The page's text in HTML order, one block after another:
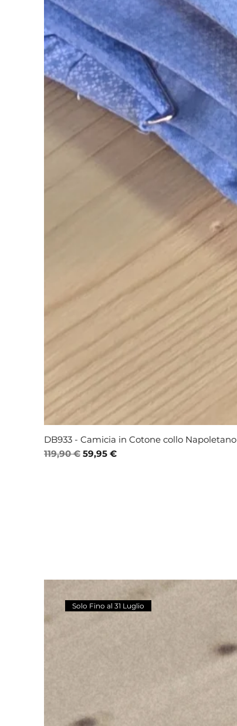
DB933 - Camicia in Cotone collo Napoletano
Standardpreis
119,90 € Sale-Preis
59,95 €
Solo Fino al 31 Luglio